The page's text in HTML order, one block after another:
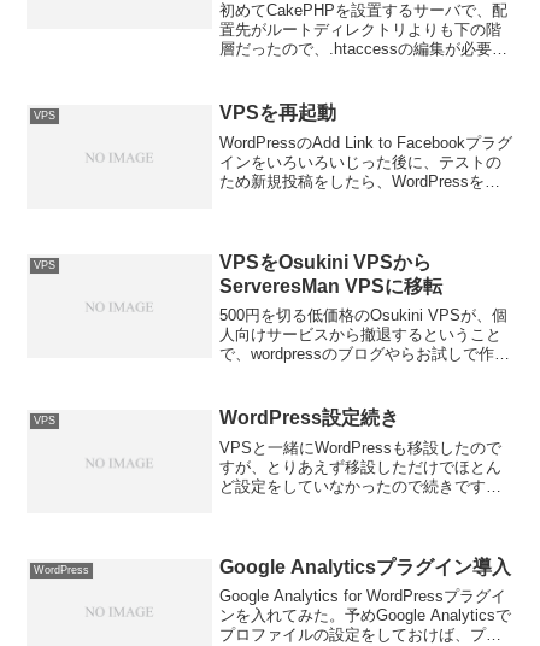
初めてCakePHPを設置するサーバで、配
置先がルートディレクトリよりも下の階
層だったので、.htaccessの編集が必要で
が、合計３つの.htacces...
VPS VPSを再起動
WordPressのAdd Link to Facebookプラグ
インをいろいろいじった後に、テストの
ため新規投稿をしたら、WordPressを入
VPS
VPSをOsukini VPSから
ServeresMan VPSに移転
500円を切る低価格のOsukini VPSが、個
人向けサービスから撤退するということ
で、wordpressのブログやらお試しで作っ
のは、500円どころか月額467円で...
VPS WordPress設定続き
VPSと一緒にWordPressも移設したので
すが、とりあえず移設しただけでほとん
ど設定をしていなかったので続きです。
未承認のコメント...
WordPress Google Analyticsプラグイン導入
Google Analytics for WordPressプラグイ
ンを入れてみた。予めGoogle Analyticsで
プロファイルの設定をしておけば、プラ